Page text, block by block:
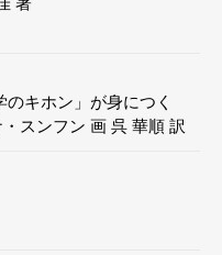
のキホン」が身につく
スンフン 画 呉 華順 訳